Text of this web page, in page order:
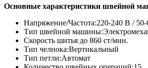
Основные характеристики швейной
Напряжение/Частота:220-240 В /
Тип швейной
Скорость шитья до 860 ст/мин.
Тип челнока:Вертикальный
Тип петли:Автомат